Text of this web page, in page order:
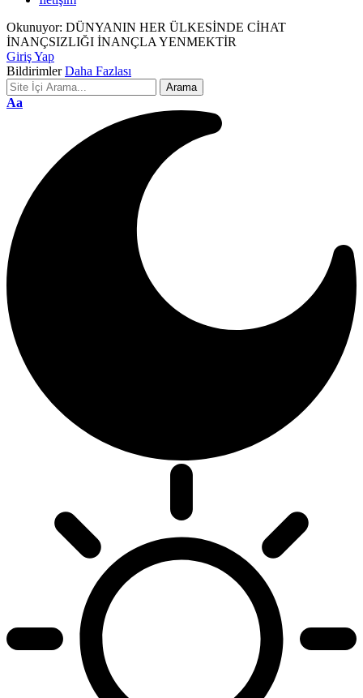
Okunuyor: DÜNYANIN HER ÜLKESİNDE CİHAT
İNANÇSIZLIĞI İNANÇLA YENMEKTİR
Giriş Yap
Bildirimler Daha Fazlası
Font
Aa